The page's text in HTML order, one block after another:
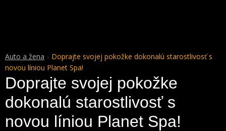
Auto a žena
Doprajte svojej pokožke dokonalú starostlivosť s
novou líniou Planet Spa!
Doprajte svojej pokožke
dokonalú starostlivosť s
novou líniou Planet Spa!